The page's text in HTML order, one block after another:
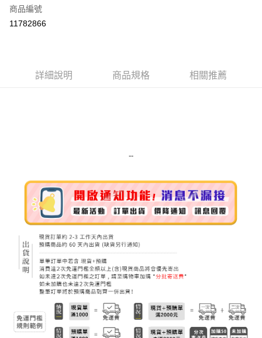
超商取貨付款
街口支付
全家取貨付款
每筆NT$80，滿NT$999(含以上)免運費
每筆NT$80，滿NT$999(含以上)免運費
7-11取貨付款
每筆NT$80，滿NT$999(含以上)免運費
7-11純取貨 (先付款
每筆NT$80，滿NT$999(含以上)免運費
商品編號
11782866
詳細說明 商品規格 相關推薦
--